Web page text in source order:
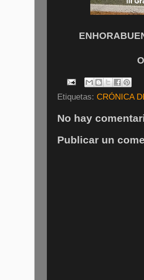
Etiquetas: CRÓNICA
No hay
Publicar un